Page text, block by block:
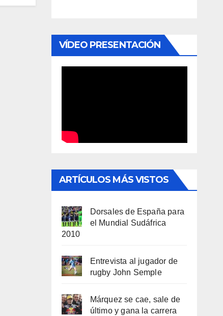
VÍDEO PRESENTACIÓN
ARTÍCULOS MÁS VISTOS
Dorsales de España para
el Mundial Sudáfrica
2010
Entrevista al jugador de
rugby John Semple
Márquez se cae, sale de
último y gana la carrera